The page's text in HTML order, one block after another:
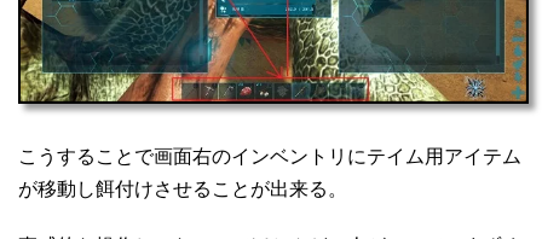
こうすることで画面右のインベントリにテイム用アイテム
が移動し餌付けさせることが出来る。